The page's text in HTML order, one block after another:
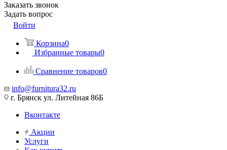
Заказать звонок
Задать вопрос
Войти
Корзина0
Избранные товары0
Сравнение товаров0
info@furnitura32.ru
г. Брянск ул. Литейная 86Б
Вконтакте
Акции
Услуги